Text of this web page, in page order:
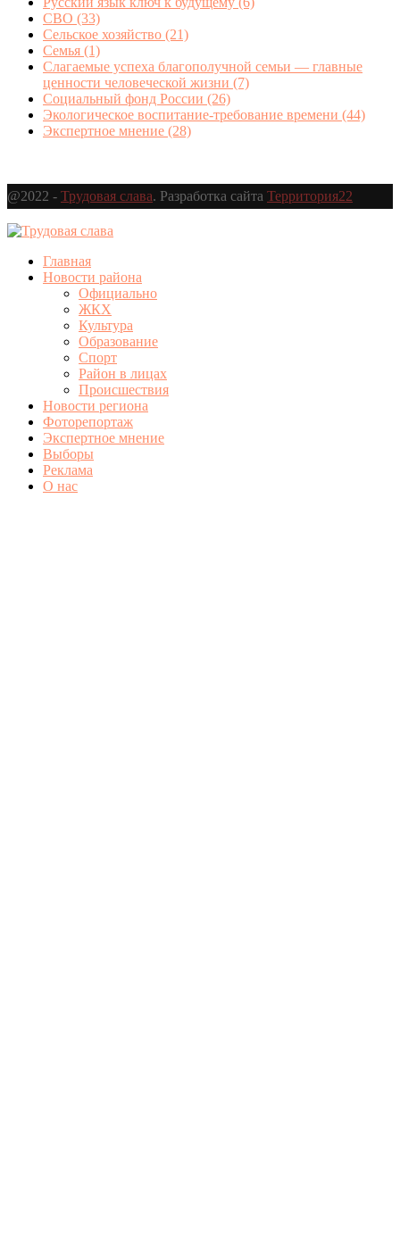
СВО (33)
Сельское хозяйство (21)
Семья (1)
Слагаемые успеха благополучной семьи — главные
ценности человеческой жизни (7)
Социальный фонд России (26)
Экологическое воспитание-требование времени (44)
Экспертное мнение (28)
@2022 - Трудовая слава. Разработка сайта Территория22
Главная
Новости района
Официально
ЖКХ
Культура
Образование
Спорт
Район в лицах
Происшествия
Новости региона
Фоторепортаж
Экспертное мнение
Выборы
Реклама
О нас